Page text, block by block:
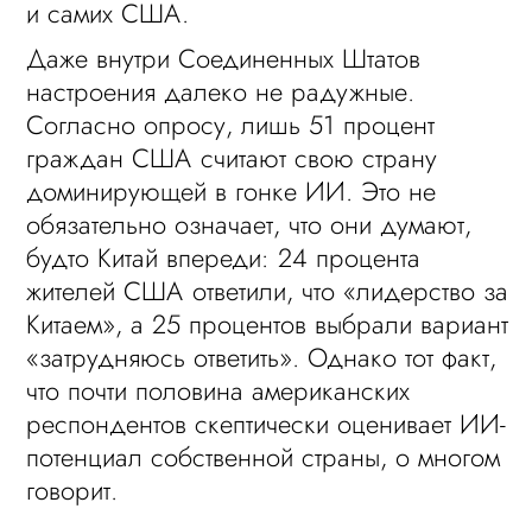
и самих США.
Даже внутри Соединенных Штатов
настроения далеко не радужные.
Согласно опросу, лишь 51 процент
граждан США считают свою страну
доминирующей в гонке ИИ. Это не
обязательно означает, что они думают,
будто Китай впереди: 24 процента
жителей США ответили, что «лидерство за
Китаем», а 25 процентов выбрали вариант
«затрудняюсь ответить». Однако тот факт,
что почти половина американских
респондентов скептически оценивает ИИ-
потенциал собственной страны, о многом
говорит.